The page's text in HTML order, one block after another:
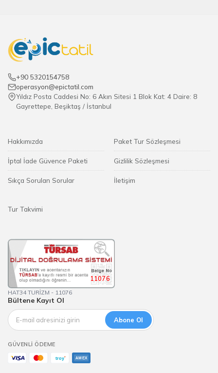
+90 5320154758
operasyon@epictatil.com
Yıldız Posta Caddesi No: 6 Akın Sitesi 1 Blok Kat: 4 Daire: 8
Gayrettepe, Beşiktaş / İstanbul
Hakkımızda
İptal İade Güvence Paketi
Sıkça Sorulan Sorular
Paket Tur Sözleşmesi
Gizlilik Sözleşmesi
İletişim
Tur Takvimi
11076
HAT34 TURİZM - 11076
Bültene Kayıt Ol
Abone Ol
GÜVENLI ÖDEME